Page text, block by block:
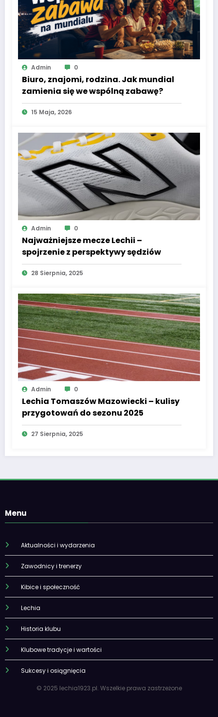
Admin 0
Biuro, znajomi, rodzina. Jak mundial
zamienia się we wspólną zabawę?
15 Maja, 2026
Admin 0
Najważniejsze mecze Lechii –
spojrzenie z perspektywy sędziów
28 Sierpnia, 2025
Admin 0
Lechia Tomaszów Mazowiecki – kulisy
przygotowań do sezonu 2025
27 Sierpnia, 2025
Menu
Aktualności i wydarzenia
Zawodnicy i trenerzy
Kibice i społeczność
Lechia
Historia klubu
Klubowe tradycje i wartości
Sukcesy i osiągnięcia
© 2025 lechia1923.pl. Wszelkie prawa zastrzeżone